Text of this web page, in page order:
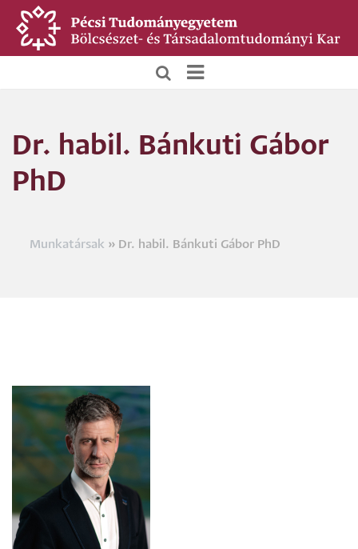
Ugrás
tartalomra
Főoldali
Dr. habil. Bánkuti Gábor
PhD
Munkatársak Dr. habil. Bánkuti Gábor PhD